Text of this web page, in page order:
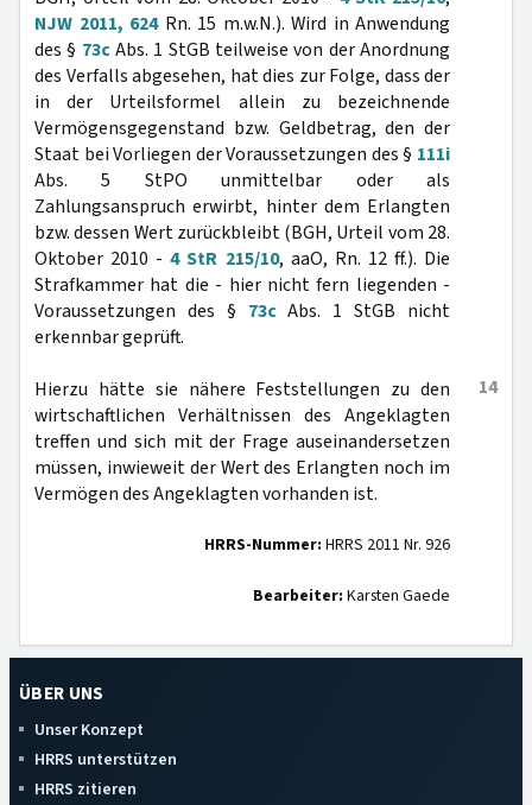
NJW 2011, 624Rn. 15 m.w.N.). Wird in Anwendung
des § 73cAbs. 1 StGB teilweise von der Anordnung
des Verfalls abgesehen, hat dies zur Folge, dass der
in der Urteilsformel allein zu bezeichnende
Vermögensgegenstand bzw. Geldbetrag, den der
Staat bei Vorliegen der Voraussetzungen des § 111i
Abs. 5 StPO unmittelbar oder als
Zahlungsanspruch erwirbt, hinter dem Erlangten
bzw. dessen Wert zurückbleibt (BGH, Urteil vom 28.
Oktober 2010 -4 StR 215/10, aaO, Rn. 12 ff.). Die
Strafkammer hat die - hier nicht fern liegenden -
Voraussetzungen des § 73cAbs. 1 StGB nicht
erkennbar geprüft.
14
Hierzu hätte sie nähere Feststellungen zu den
wirtschaftlichen Verhältnissen des Angeklagten
treffen und sich mit der Frage auseinandersetzen
müssen, inwieweit der Wert des Erlangten noch im
Vermögen des Angeklagten vorhanden ist.
HRRS-Nummer: HRRS 2011 Nr. 926
Bearbeiter: Karsten Gaede
ÜBER UNS
Unser Konzept
HRRS unterstützen
HRRS zitieren